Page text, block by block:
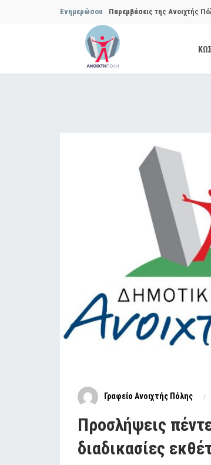
Ενημερώσου Παρεμβάσεις της Ανοιχτής
Συμβουλίου του Δήμου…
Παρεμβάσεις της Ανοιχτής
Θεσμική θωράκιση των
Να αποκατασταθεί με
ασφάλειας στην Κυψέλη
Γραφείο Ανοιχτής Πόλης
Προσλήψεις
διαδικασίες